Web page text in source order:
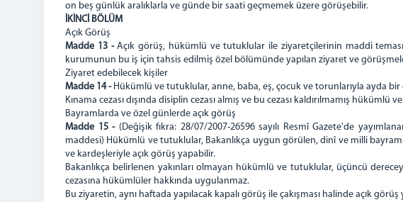
on beş günlük aralıklarla ve günde bir saati geçmemek üzere görüşebilir.
İKİNCİ BÖLÜM
Açık Görüş
Madde 13 -Açık görüş, hükümlü ve tutuklular ile ziyaretçilerinin maddi
kurumunun bu iş için tahsis edilmiş özel bölümünde yapılan ziyaret ve
Ziyaret edebilecek kişiler
Madde 14 -Hükümlü ve tutuklular, anne, baba, eş, çocuk ve torunlarıyla ayda
Kınama cezası dışında disiplin cezası almış ve bu cezası kaldırılmamış
Bayramlarda ve özel günlerde açık görüş
Madde 15 -(Değişik fıkra: 28/07/2007-26596 sayılı Resmî Gazete'de
maddesi) Hükümlü ve tutuklular, Bakanlıkça uygun görülen, dinî ve milli
ve kardeşleriyle açık görüş yapabilir.
Bakanlıkça belirlenen yakınları olmayan hükümlü ve tutuklular, üçüncü
cezasına hükümlüler hakkında uygulanmaz.
Bu ziyaretin, aynı haftada yapılacak kapalı görüş ile çakışması halinde açık görüş